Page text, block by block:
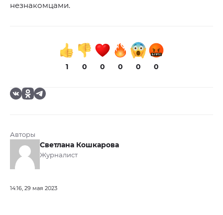
незнакомцами.
1 0 0 0 0 0
Авторы
Светлана Кошкарова
Журналист
14:16, 29 мая 2023